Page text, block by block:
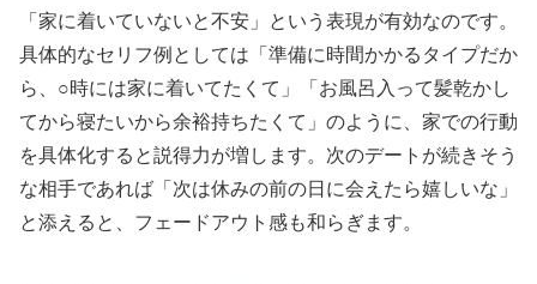
「家に着いていないと不安」という表現が有効なのです。
具体的なセリフ例としては「準備に時間かかるタイプだか
ら、○時には家に着いてたくて」「お風呂入って髪乾かし
てから寝たいから余裕持ちたくて」のように、家での行動
を具体化すると説得力が増します。次のデートが続きそう
な相手であれば「次は休みの前の日に会えたら嬉しいな」
と添えると、フェードアウト感も和らぎます。